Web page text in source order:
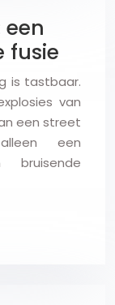
fusie
is tastbaar.
van
een street
een